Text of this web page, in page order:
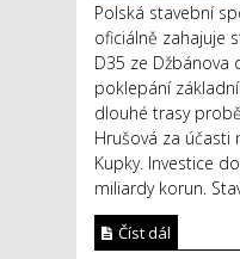
Polská stavební
oficiálně zahajuje
D35 ze Džbánova
poklepání
dlouhé trasy
Hrušová za účasti
Kupky. Investice
miliardy korun.
Číst dál